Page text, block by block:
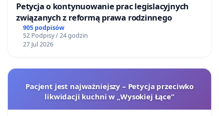
Petycja o kontynuowanie prac legislacyjnych
związanych z reformą prawa rodzinnego
905 podpisów
52 Podpisy / 24 godzin
27 Jul 2026
Pacjent jest najważniejszy – Petycja przeciwko
likwidacji kuchni w „Wysokiej Łące”